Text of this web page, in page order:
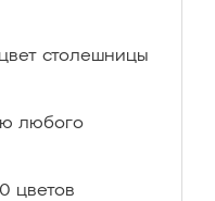
столешницы
любого
цветов